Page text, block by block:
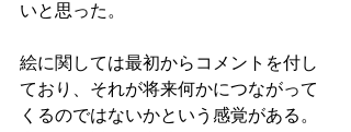
いと思った。
絵に関しては最初からコメントを付し
ており、それが将来何かにつながって
くるのではないかという感覚がある。